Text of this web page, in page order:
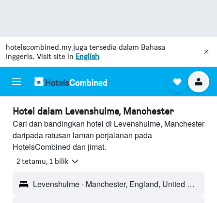
hotelscombined.my juga tersedia dalam Bahasa
Inggeris. Visit site in English
Hotel dalam Levenshulme, Manchester
Cari dan bandingkan hotel di Levenshulme, Manchester
daripada ratusan laman perjalanan pada
HotelsCombined dan jimat.
2 tetamu, 1 bilik
Levenshulme - Manchester, England, United Kingdom